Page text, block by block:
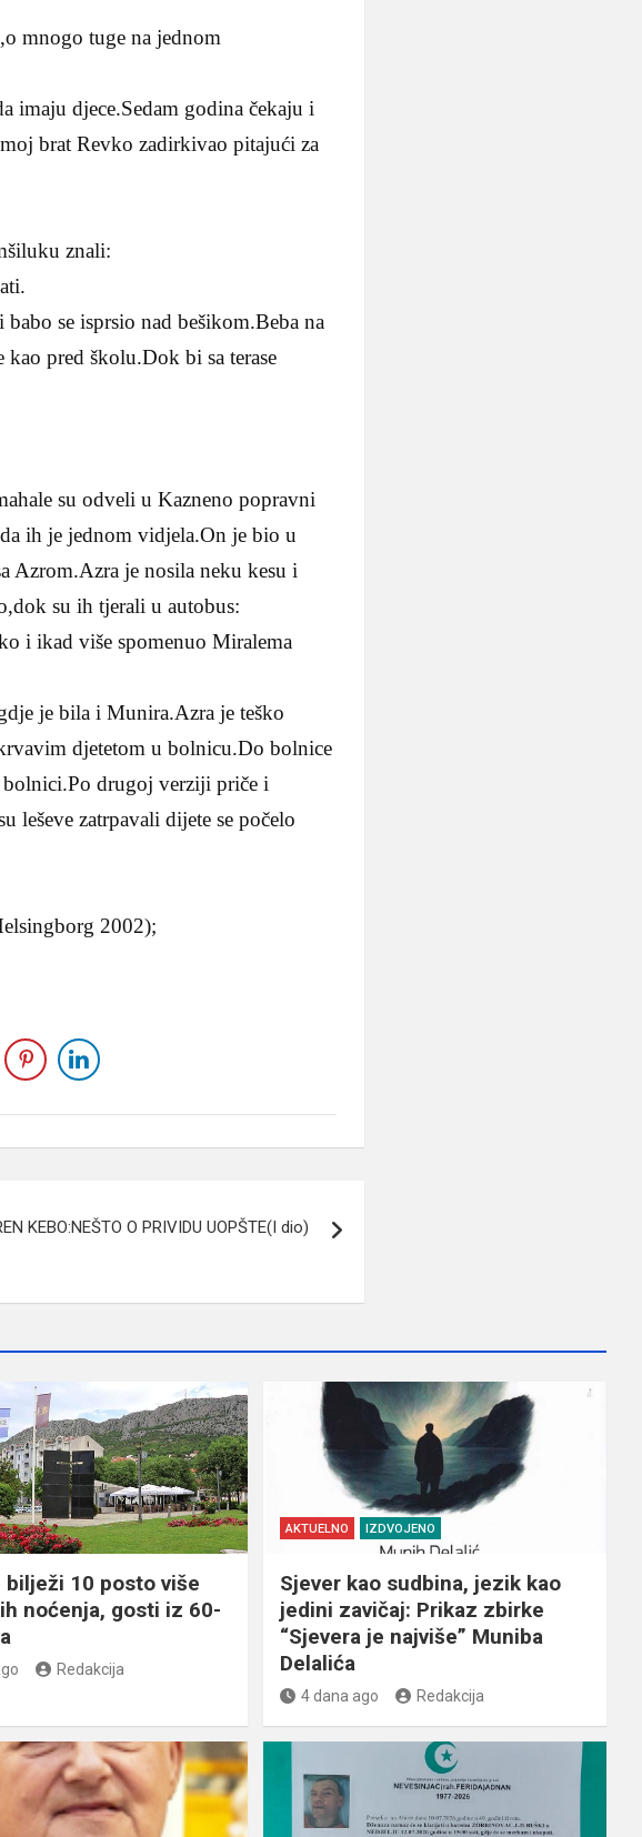
mnogo tuge na jednom
djece.Sedam godina čekaju i
brat Revko zadirkivao pitajući za
znali:
se isprsio nad bešikom.Beba na
pred školu.Dok bi sa terase
su odveli u Kazneno popravni
ih je jednom vidjela.On je bio u
Azrom.Azra je nosila neku kesu i
su ih tjerali u autobus:
i ikad više spomenuo Miralema
je bila i Munira.Azra je teško
djetetom u bolnicu.Do bolnice
bolnici.Po drugoj verziji priče i
leševe zatrpavali dijete se počelo
2002);
KEBO:NEŠTO O PRIVIDU UOPŠTE(I dio)
bilježi 10 posto više
noćenja, gosti iz 60-
Redakcija
AKTUELNO IZDVOJENO
Sjever kao sudbina, jezik kao
jedini zavičaj: Prikaz zbirke
“Sjevera je najviše” Muniba
Delalića
4 dana ago Redakcija